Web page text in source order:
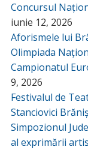
Concursul
iunie 12, 2026
Aforismele lui
Olimpiada
Campionatul
9, 2026
Festivalul de
Stanciovici
Simpozionul
al exprimării